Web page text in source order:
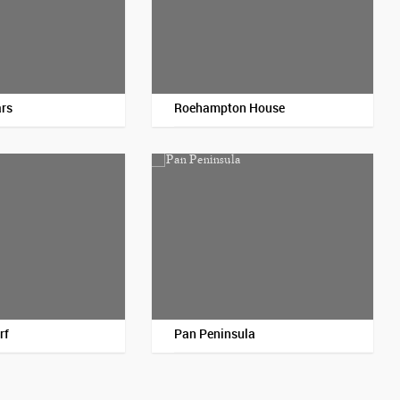
Roehampton House
Pan Peninsula